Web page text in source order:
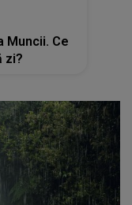
Muncii. Ce
zi?